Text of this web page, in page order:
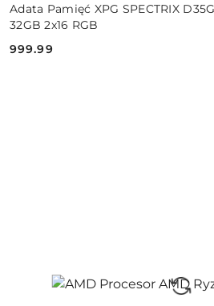
Adata Pamięć XPG SPECTRIX
32GB 2x16 RGB
Cena:
999.99